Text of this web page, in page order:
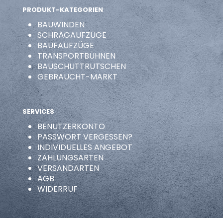
PRODUKT-KATEGORIEN
BAUWINDEN
SCHRÄGAUFZÜGE
BAUFAUFZÜGE
TRANSPORTBÜHNEN
BAUSCHUTTRUTSCHEN
GEBRAUCHT-MARKT
SERVICES
BENUTZERKONTO
PASSWORT VERGESSEN?
INDIVIDUELLES ANGEBOT
ZAHLUNGSARTEN
VERSANDARTEN
AGB
WIDERRUF